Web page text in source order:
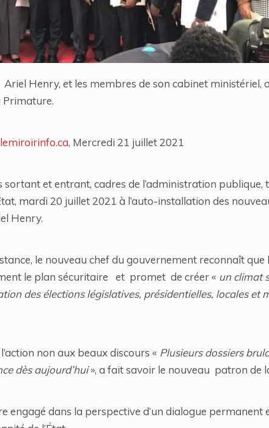
Henry, et les membres de son cabinet ministériel,
Primature.
, Mercredi 21 juillet 2021
et entrant, cadres de l’administration publique,
mardi 20 juillet 2021 à l’auto-installation des
Henry.
le nouveau chef du gouvernement reconnaît que
le plan sécuritaire et promet de créer « un climat
des élections législatives, présidentielles, locales et
non aux beaux discours « Plusieurs dossiers
dès aujourd’hui», a fait savoir le nouveau patron de
engagé dans la perspective d’un dialogue permanent